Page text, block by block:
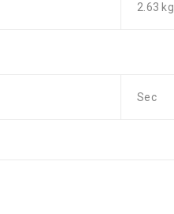
2.63 kg
Sec